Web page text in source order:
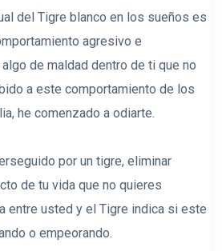
del Tigre blanco en los sueños es
agresivo e
de maldad dentro de ti que no
a este comportamiento de los
he comenzado a odiarte.
por un tigre, eliminar
de tu vida que no quieres
entre usted y el Tigre indica si este
o empeorando.